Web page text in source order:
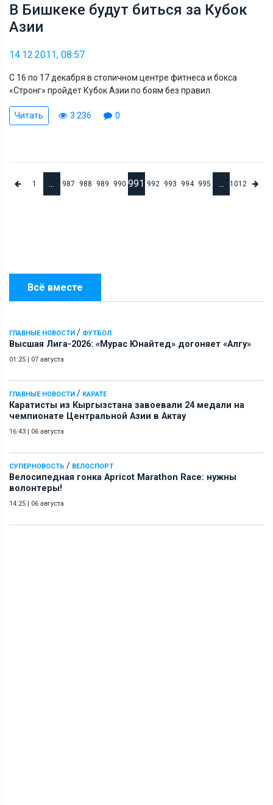
Всё вместе
ГЛАВНЫЕ НОВОСТИ / ФУТБОЛ
Высшая Лига-2026: «Мурас Юнайтед» догоняет «Алгу»
01:25 | 07 августа
ГЛАВНЫЕ НОВОСТИ / КАРАТЕ
Каратисты из Кыргызстана завоевали 24 медали на
чемпионате Центральной Азии в Актау
16:43 | 06 августа
СУПЕРНОВОСТЬ / ВЕЛОСПОРТ
Велосипедная гонка Apricot Marathon Race: нужны
волонтеры!
14:25 | 06 августа
В Бишкеке будут биться за Кубок
Азии
14.12.2011, 08:57
С 16 по 17 декабря в столичном центре фитнеса и бокса
«Стронг» пройдет Кубок Азии по боям без правил.
Читать 3 236 0
1 ... 987 988 989 990 991 992 993 994 995 ... 1012